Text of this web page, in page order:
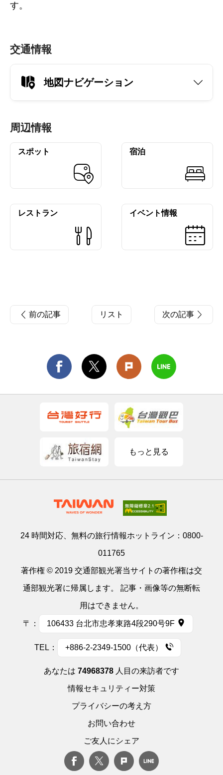
す。
交通情報
地図ナビゲーション
周辺情報
スポット 宿泊
レストラン イベント情報
前の記事 リスト 次の記事
もっと見る
24 時間対応、無料の旅行情報ホットライン： 0800-
011765
著作権 © 2019 交通部観光署当サイトの著作権は交
通部観光署に帰属します。 記事・画像等の無断転
用はできません。
〒： 106433 台北市忠孝東路4段290号9F
TEL： +886-2-2349-1500（代表）
あなたは 74968378 人目の来訪者です
情報セキュリティー対策
プライバシーの考え方
お問い合わせ
ご友人にシェア